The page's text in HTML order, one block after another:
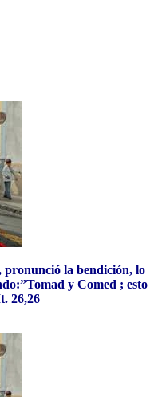
pronunció la bendición, lo
y Comed ; esto
26,26